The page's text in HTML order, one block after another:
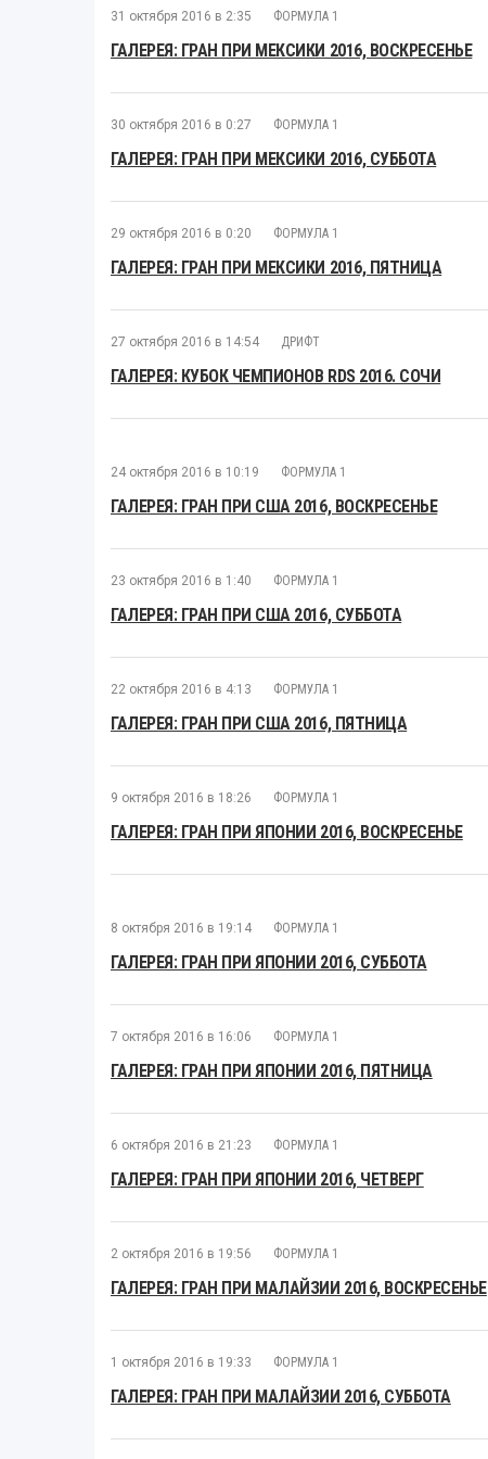
31 октября 2016 в 2:35 ФОРМУЛА 1
ГАЛЕРЕЯ: ГРАН ПРИ МЕКСИКИ 2016, ВОСКРЕСЕНЬЕ
30 октября 2016 в 0:27 ФОРМУЛА 1
ГАЛЕРЕЯ: ГРАН ПРИ МЕКСИКИ 2016, СУББОТА
29 октября 2016 в 0:20 ФОРМУЛА 1
ГАЛЕРЕЯ: ГРАН ПРИ МЕКСИКИ 2016, ПЯТНИЦА
27 октября 2016 в 14:54 ДРИФТ
ГАЛЕРЕЯ: КУБОК ЧЕМПИОНОВ RDS 2016. СОЧИ
24 октября 2016 в 10:19 ФОРМУЛА 1
ГАЛЕРЕЯ: ГРАН ПРИ США 2016, ВОСКРЕСЕНЬЕ
23 октября 2016 в 1:40 ФОРМУЛА 1
ГАЛЕРЕЯ: ГРАН ПРИ США 2016, СУББОТА
22 октября 2016 в 4:13 ФОРМУЛА 1
ГАЛЕРЕЯ: ГРАН ПРИ США 2016, ПЯТНИЦА
9 октября 2016 в 18:26 ФОРМУЛА 1
ГАЛЕРЕЯ: ГРАН ПРИ ЯПОНИИ 2016, ВОСКРЕСЕНЬЕ
8 октября 2016 в 19:14 ФОРМУЛА 1
ГАЛЕРЕЯ: ГРАН ПРИ ЯПОНИИ 2016, СУББОТА
7 октября 2016 в 16:06 ФОРМУЛА 1
ГАЛЕРЕЯ: ГРАН ПРИ ЯПОНИИ 2016, ПЯТНИЦА
6 октября 2016 в 21:23 ФОРМУЛА 1
ГАЛЕРЕЯ: ГРАН ПРИ ЯПОНИИ 2016, ЧЕТВЕРГ
2 октября 2016 в 19:56 ФОРМУЛА 1
ГАЛЕРЕЯ: ГРАН ПРИ МАЛАЙЗИИ 2016, ВОСКРЕСЕНЬЕ
1 октября 2016 в 19:33 ФОРМУЛА 1
ГАЛЕРЕЯ: ГРАН ПРИ МАЛАЙЗИИ 2016, СУББОТА